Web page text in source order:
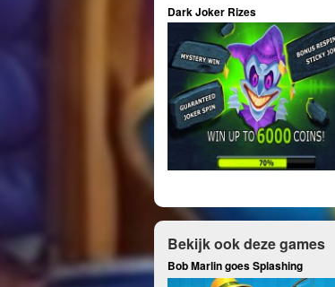
Dark Joker Rizes
Bekijk ook deze games
Bob Marlin goes Splashing